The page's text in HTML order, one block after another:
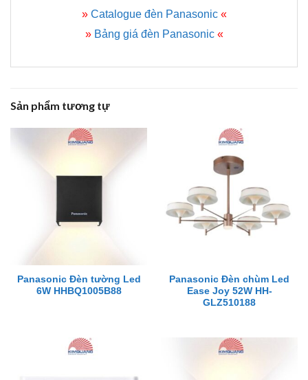
»Catalogue đèn Panasonic«
»Bảng giá đèn Panasonic«
Sản phẩm tương tự
Panasonic Đèn tường Led
6W HHBQ1005B88
Panasonic Đèn chùm Led
Ease Joy 52W HH-
GLZ510188